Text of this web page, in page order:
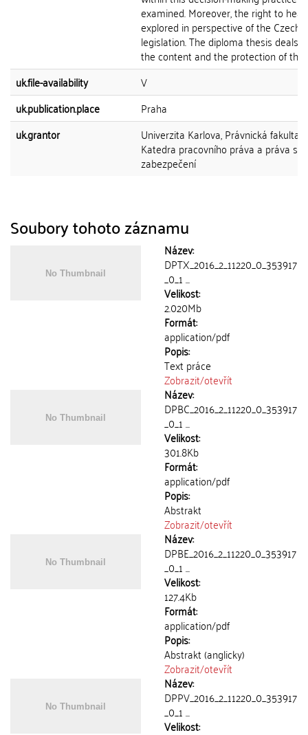
examined. Moreover, the right to
explored in perspective of the Czech
legislation. The diploma thesis deals
the content and the protection of the...
uk.file-availability
V
uk.publication.place
Praha
uk.grantor
Univerzita Karlova, Právnická fakulta,
Katedra pracovního práva a práva
zabezpečení
Soubory tohoto záznamu
Název:
DPTX_2016_2_11220_0_353917
_0_1 ...
Velikost:
2.020Mb
Formát:
application/pdf
Popis:
Text práce
Zobrazit/otevřít
Název:
DPBC_2016_2_11220_0_353917
_0_1 ...
Velikost:
301.8Kb
Formát:
application/pdf
Popis:
Abstrakt
Zobrazit/otevřít
Název:
DPBE_2016_2_11220_0_353917
_0_1 ...
Velikost:
127.4Kb
Formát:
application/pdf
Popis:
Abstrakt (anglicky)
Zobrazit/otevřít
Název:
DPPV_2016_2_11220_0_353917
_0_1 ...
Velikost: